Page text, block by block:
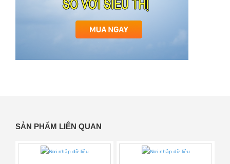
SẢN PHẨM LIÊN QUAN